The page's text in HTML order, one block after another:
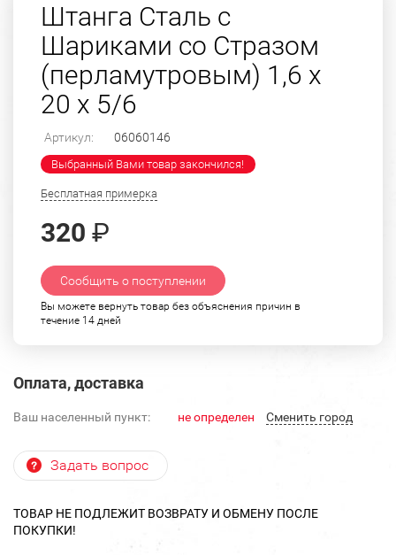
Штанга Сталь с
Шариками со Стразом
(перламутровым) 1,6 х
20 х 5/6
Артикул: 06060146
Выбранный Вами товар закончился!
Бесплатная примерка
320 ₽
Сообщить о поступлении
Вы можете вернуть товар без объяснения причин в
течение 14 дней
Оплата, доставка
Ваш населенный пункт: не определен Cменить город
Задать вопрос
ТОВАР НЕ ПОДЛЕЖИТ ВОЗВРАТУ И ОБМЕНУ ПОСЛЕ
ПОКУПКИ!